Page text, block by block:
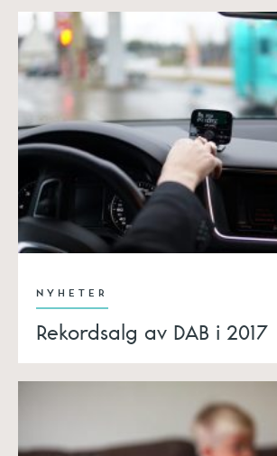
NYHETER
Rekordsalg av DAB i 2017